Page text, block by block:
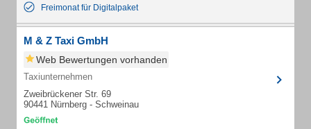
Freimonat für Digitalpaket
M & Z Taxi GmbH
Web Bewertungen vorhanden
Taxiunternehmen
Zweibrückener Str. 69
90441 Nürnberg - Schweinau